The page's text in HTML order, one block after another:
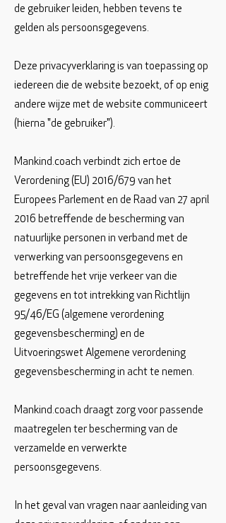
de gebruiker leiden, hebben tevens te
gelden als persoonsgegevens.
Deze privacyverklaring is van toepassing op
iedereen die de website bezoekt, of op enig
andere wijze met de website communiceert
(hierna "de gebruiker").
Mankind.coach verbindt zich ertoe de
Verordening (EU) 2016/679 van het
Europees Parlement en de Raad van 27 april
2016 betreffende de bescherming van
natuurlijke personen in verband met de
verwerking van persoonsgegevens en
betreffende het vrije verkeer van die
gegevens en tot intrekking van Richtlijn
95/46/EG (algemene verordening
gegevensbescherming) en de
Uitvoeringswet Algemene verordening
gegevensbescherming in acht te nemen.
Mankind.coach draagt zorg voor passende
maatregelen ter bescherming van de
verzamelde en verwerkte
persoonsgegevens.
In het geval van vragen naar aanleiding van